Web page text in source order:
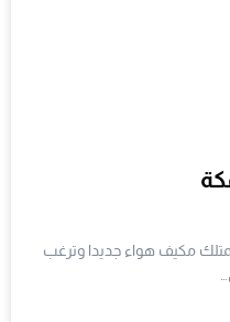
مكيف هواء جديدا وترغب